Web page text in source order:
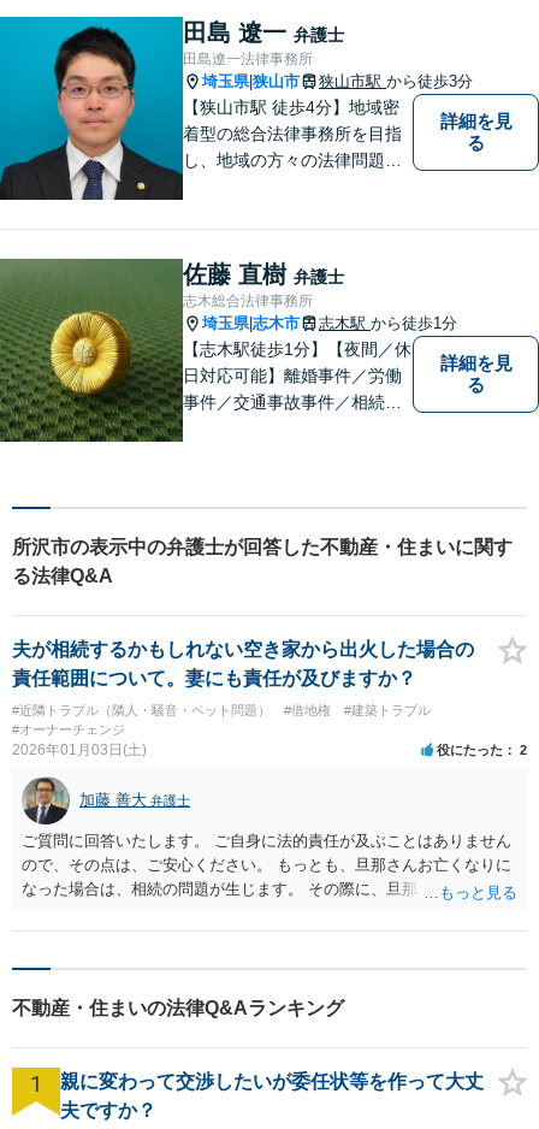
談ください【相続】税理士や
司法書士などと連携し、複雑
な案件も対応。【狭山市駅4
分】
田島 遼一 弁護士
田島遼一法律事務所
埼玉県|狭山市 狭山市駅 から徒歩3分
【狭山市駅 徒歩4分】地域密
着型の総合法律事務所を目指
し、地域の方々の法律問題を
気軽にご相談ください。
詳細を見
る
佐藤 直樹 弁護士
志木総合法律事務所
埼玉県|志木市 志木駅 から徒歩1分
【志木駅徒歩1分】【夜間／休
日対応可能】離婚事件／労働
事件／交通事故事件／相続事
律相談・打ち合わせに力を入
れています。【万全のコロナ
対策】お気軽にご相談くださ
詳細を見
る
所沢市の表示中の弁護士が回答した不動産・住まいに関す
る法律Q&A
夫が相続するかもしれない空き家から出火した場合の
責任範囲について。妻にも責任が及びますか？
#近隣トラブル（隣人・騒音・ペット問題） #借地権
#建築トラブル
#オーナーチェンジ
2026年01月03日(土) 役にたった 2
加藤 善大 弁護士
ご質問に回答いたします。 ご自身に法的責任が及ぶことはありません
ので、その点は、ご安心ください。 もっとも、旦那さんお亡くなりに
なった場合は、相続の問題が生じます。 その際に、旦那さんが損害賠
とにはなります。 また、建物は旦那さんも２分の１を相続したことに
る建物の相続問題が２０年以上未解決である理由が不明ではあります
お近くの弁護士に直接相談されて、今後の対応についてアドバイスを
求めることをおすすめいたします。 ご参考にしていただけますと幸い
不動産・住まいの法律Q&Aランキング
1
親に変わって交渉したいが委任状等を作って大丈
夫ですか？